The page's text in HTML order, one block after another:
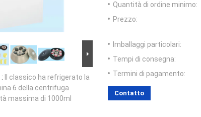
Il classico ha refrigerato la
6 della centrifuga
massima di 1000ml
Quantità di ordine minimo:
Prezzo:
Imballaggi particolari:
Tempi di consegna:
Termini di pagamento:
Contatto